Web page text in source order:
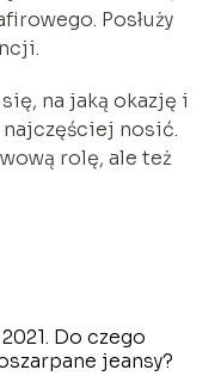
Posłuży
na jaką okazję i
nosić.
rolę, ale też
Do czego
jeansy?